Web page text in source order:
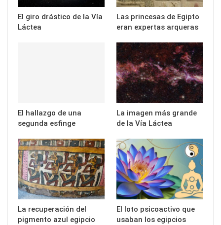
El giro drástico de la Vía
Láctea
Las princesas de Egipto
eran expertas arqueras
El hallazgo de una
segunda esfinge
La imagen más grande
de la Vía Láctea
La recuperación del
pigmento azul egipcio
El loto psicoactivo que
usaban los egipcios